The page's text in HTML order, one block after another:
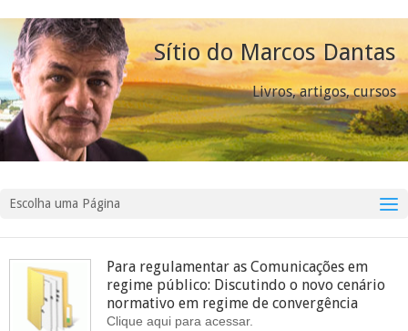
Sítio do Marcos Dantas
Livros, artigos, cursos
Escolha uma Página
Para regulamentar as Comunicações em
regime público: Discutindo o novo cenário
normativo em regime de convergência
Clique aqui para acessar.